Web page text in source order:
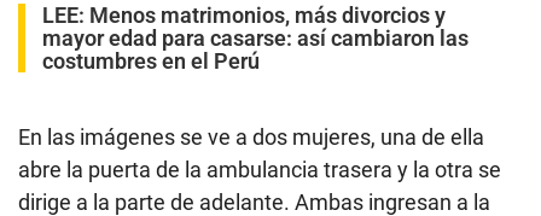
LEE: Menos matrimonios, más divorcios y
mayor edad para casarse: así cambiaron las
costumbres en el Perú
En las imágenes se ve a dos mujeres, una de ella
abre la puerta de la ambulancia trasera y la otra se
dirige a la parte de adelante. Ambas ingresan a la